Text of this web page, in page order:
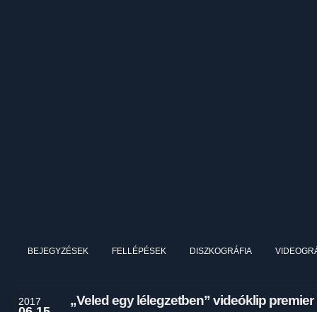
BEJEGYZÉSEK FELLÉPÉSEK DISZKOGRÁFIA
2017 „Veled egy lélegzetben” videóklip premier